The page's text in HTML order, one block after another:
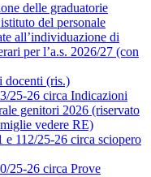
delle graduatorie
del personale
all’individuazione di
per l’a.s. 2026/27 (con
docenti (ris.)
25-26 circa Indicazioni
genitori 2026 (riservato
vedere RE)
e 112/25-26 circa sciopero
25-26 circa Prove